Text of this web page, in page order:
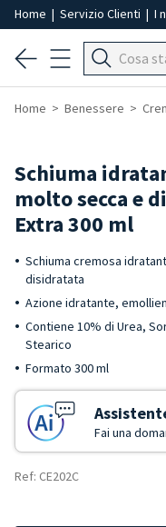
Home | Servizio Clienti | I
Home Benessere
Schiuma
molto secca e
Extra 300 ml
Schiuma cremosa
disidratata
Azione idratante,
Contiene 10% di Urea,
Stearico
Formato 300 ml
Fai una
Ref: CE202C